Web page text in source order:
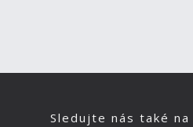
Sledujte nás také na